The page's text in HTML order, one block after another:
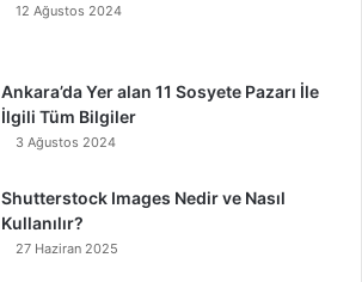
12 Ağustos 2024
Ankara’da Yer alan 11 Sosyete Pazarı İle
İlgili Tüm Bilgiler
3 Ağustos 2024
Shutterstock Images Nedir ve Nasıl
Kullanılır?
27 Haziran 2025